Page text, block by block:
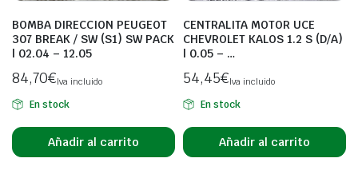
BOMBA DIRECCION PEUGEOT
307 BREAK / SW (S1) SW PACK
| 02.04 – 12.05
84,70€Iva incluido
En stock
Añadir al carrito
CENTRALITA MOTOR UCE
CHEVROLET KALOS 1.2 S (D/A)
| 0.05 – …
54,45€Iva incluido
En stock
Añadir al carrito